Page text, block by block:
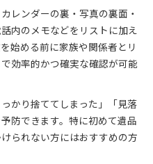
が重要な理由
要視される理由
を高める理由とは
整理の意義について
う際の注意点
レンダーの裏・写真の裏面・
内のメモなどをリストに加え
始める前に家族や関係者とリ
効率的かつ確実な確認が可能
かり捨ててしまった」「見落
防できます。特に初めて遺品
られない方にはおすすめの方